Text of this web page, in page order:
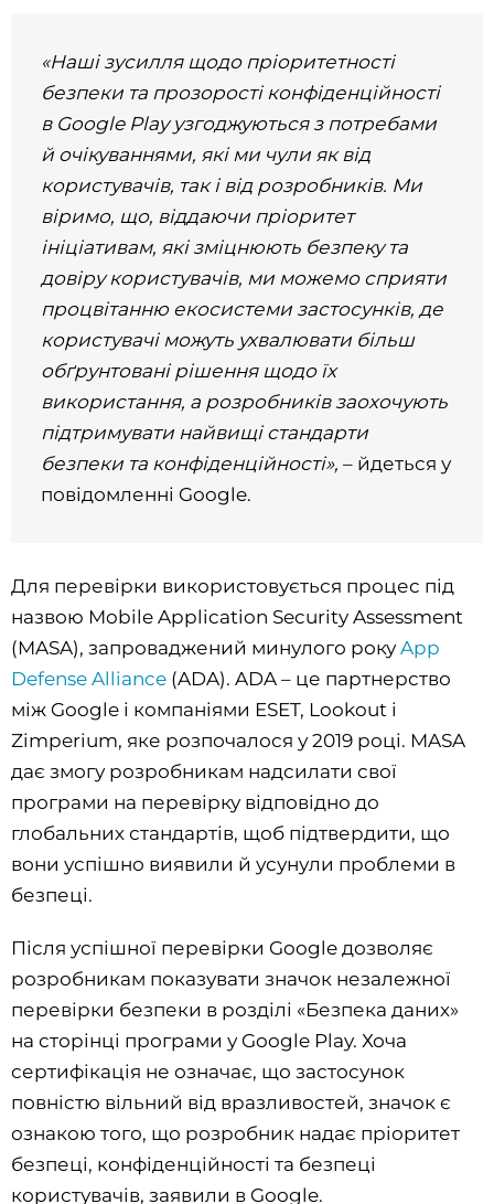
«Наші зусилля щодо пріоритетності
безпеки та прозорості конфіденційності
в Google Play узгоджуються з потребами
й очікуваннями, які ми чули як від
користувачів, так і від розробників. Ми
віримо, що, віддаючи пріоритет
ініціативам, які зміцнюють безпеку та
довіру користувачів, ми можемо сприяти
процвітанню екосистеми застосунків, де
користувачі можуть ухвалювати більш
обґрунтовані рішення щодо їх
використання, а розробників заохочують
підтримувати найвищі стандарти
безпеки та конфіденційності», – йдеться у
повідомленні Google.
Для перевірки використовується процес під
назвою Mobile Application Security Assessment
(MASA), запроваджений минулого рокуApp
Defense Alliance (ADA). ADA – це партнерство
між Google і компаніями ESET, Lookout і
Zimperium, яке розпочалося у 2019 році. MASA
дає змогу розробникам надсилати свої
програми на перевірку відповідно до
глобальних стандартів, щоб підтвердити, що
вони успішно виявили й усунули проблеми в
безпеці.
Після успішної перевірки Google дозволяє
розробникам показувати значок незалежної
перевірки безпеки в розділі «Безпека даних»
на сторінці програми у Google Play. Хоча
сертифікація не означає, що застосунок
повністю вільний від вразливостей, значок є
ознакою того, що розробник надає пріоритет
безпеці, конфіденційності та безпеці
користувачів, заявили в Google.